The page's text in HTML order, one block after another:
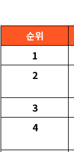
순위
1
2
3
4